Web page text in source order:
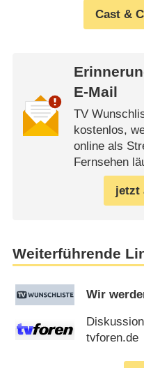
Cast &
E-Mail
TV
kostenlos,
online als
Fernsehen
jetzt
Weiterführende
Wir
tvforen.de